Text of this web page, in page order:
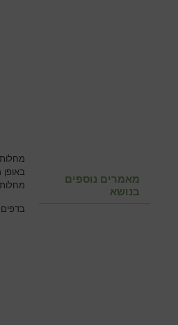
מאמרים נוספים
בנושא